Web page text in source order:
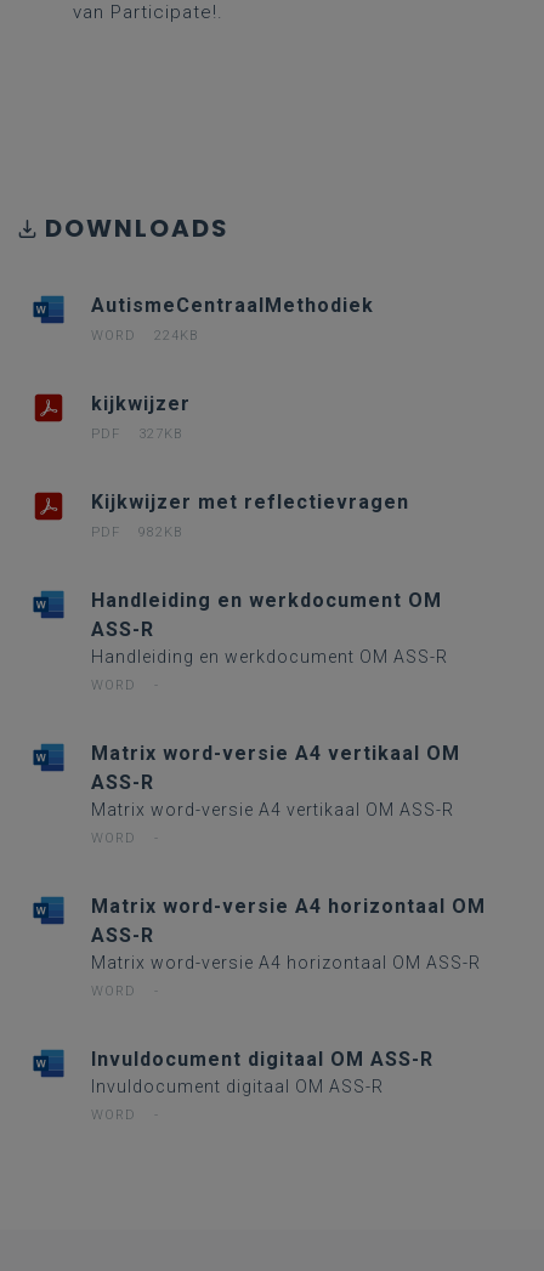
van Participate!.
DOWNLOADS
AutismeCentraalMethodiek
WORD 224KB
kijkwijzer
PDF 327KB
Kijkwijzer met reflectievragen
PDF 982KB
Handleiding en werkdocument OM
ASS-R
Handleiding en werkdocument OM ASS-R
WORD -
Matrix word-versie A4 vertikaal OM
ASS-R
Matrix word-versie A4 vertikaal OM ASS-R
WORD -
Matrix word-versie A4 horizontaal OM
ASS-R
Matrix word-versie A4 horizontaal OM ASS-R
WORD -
Invuldocument digitaal OM ASS-R
Invuldocument digitaal OM ASS-R
WORD -